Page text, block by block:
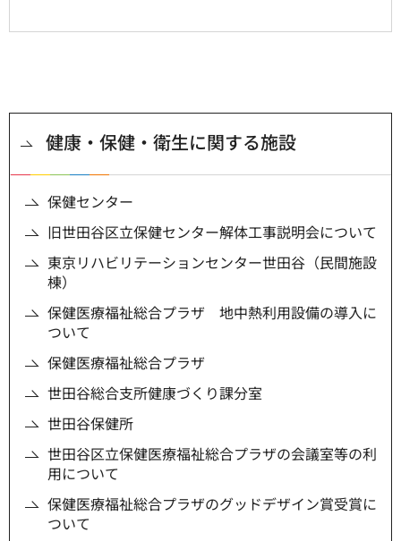
健康・保健・衛生に関する施設
保健センター
旧世田谷区立保健センター解体工事説明会について
東京リハビリテーションセンター世田谷（民間施設
棟）
保健医療福祉総合プラザ 地中熱利用設備の導入に
ついて
保健医療福祉総合プラザ
世田谷総合支所健康づくり課分室
世田谷保健所
世田谷区立保健医療福祉総合プラザの会議室等の利
用について
保健医療福祉総合プラザのグッドデザイン賞受賞に
ついて